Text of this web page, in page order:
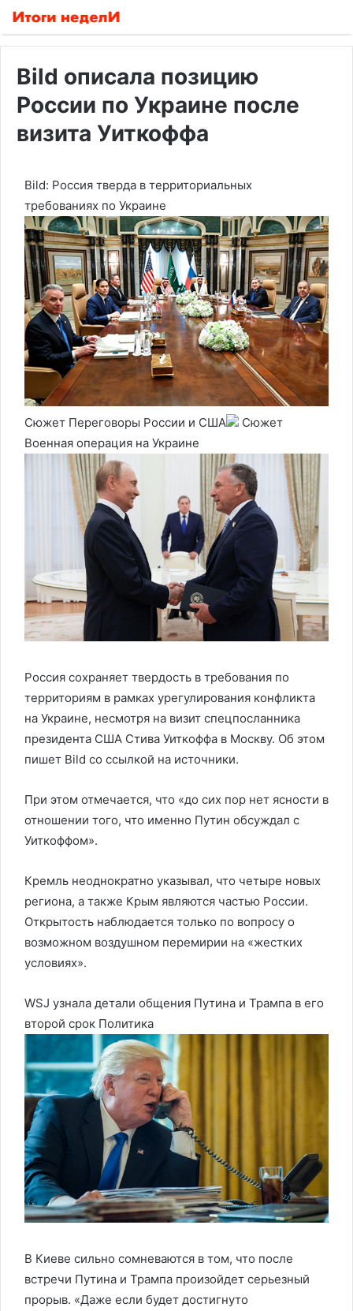
Bild описала позицию
России по Украине после
визита Уиткоффа
Bild: Россия тверда в территориальных
требованиях по Украине
Сюжет Переговоры России и США
Сюжет
Военная операция на Украине
Россия сохраняет твердость в требования по
территориям в рамках урегулирования конфликта
на Украине, несмотря на визит спецпосланника
президента США Стива Уиткоффа в Москву. Об этом
пишет Bild со ссылкой на источники.
При этом отмечается, что «до сих пор нет ясности в
отношении того, что именно Путин обсуждал с
Уиткоффом».
Кремль неоднократно указывал, что четыре новых
региона, а также Крым являются частью России.
Открытость наблюдается только по вопросу о
возможном воздушном перемирии на «жестких
условиях».
WSJ узнала детали общения Путина и Трампа в его
второй срок Политика
В Киеве сильно сомневаются в том, что после
встречи Путина и Трампа произойдет серьезный
прорыв. «Даже если будет достигнуто